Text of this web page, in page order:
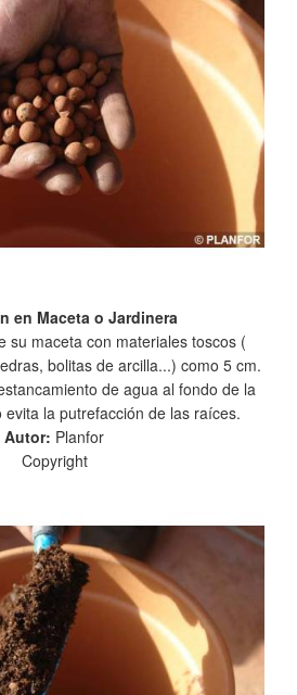
en Maceta o Jardinera
su maceta con materiales toscos (
bolitas de arcilla...) como 5 cm.
de agua al fondo de la
la putrefacción de las raíces.
Autor: Planfor
Copyright